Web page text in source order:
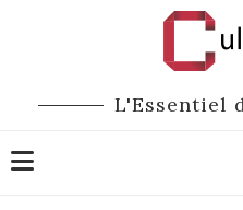
L'Essentiel